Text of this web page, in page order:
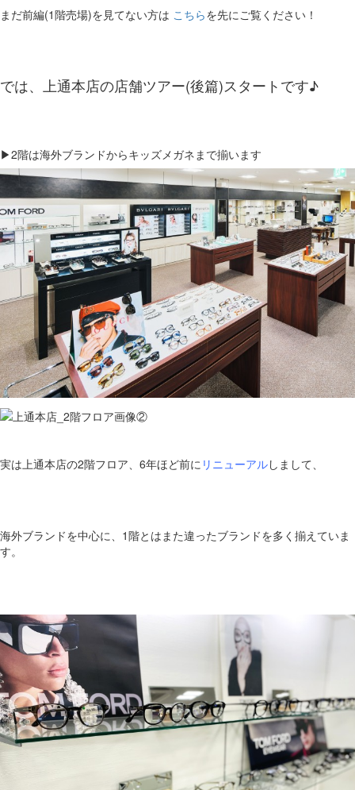
まだ前編(1階売場)を見てない方は こちらを先にご覧ください！
では、上通本店の店舗ツアー(後篇)スタートです♪
▶2階は海外ブランドからキッズメガネまで揃います
実は上通本店の2階フロア、6年ほど前に リニューアルしまして、
海外ブランドを中心に、1階とはまた違ったブランドを多く揃えていま
す。